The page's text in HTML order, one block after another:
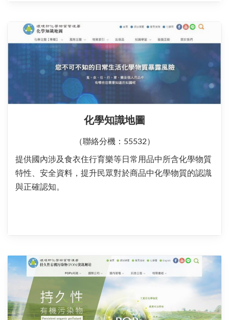
化學知識地圖
（聯絡分機：55532）
提供國內涉及食衣住行育樂等日常用品中所含化學物質
特性、安全資料，提升民眾對於商品中化學物質的認識
與正確認知。